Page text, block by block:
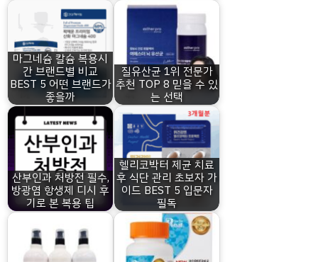
마그네슘 칼슘 복용시
간 브랜드별 비교
BEST 5 어떤 브랜드가
좋을까
질유산균 1위 전문가
추천 TOP 8 믿을 수 있
는 선택
산부인과 처방전 필수,
방광염 항생제 디시 후
기로 본 복용 팁
헬리코박터 제균 치료
후 식단 관리 초보자 가
이드 BEST 5 입문자
필독